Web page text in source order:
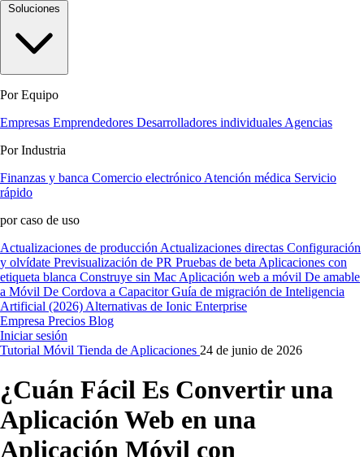
Soluciones
Por Equipo
Empresas Emprendedores Desarrolladores individuales Agencias
Por Industria
Finanzas y banca Comercio electrónico Atención médica Servicio
rápido
por caso de uso
Actualizaciones de producción Actualizaciones directas Configuración
y olvídate Previsualización de PR Pruebas de beta Aplicaciones con
etiqueta blanca Construye sin Mac Aplicación web a móvil De amable
a Móvil De Cordova a CapacitorGuía de migración de Inteligencia
Artificial (2026) Alternativas de Ionic Enterprise
Empresa Precios Blog
Iniciar sesión
Tutorial Móvil Tienda de Aplicaciones 24 de junio de 2026
¿Cuán Fácil Es Convertir una
Aplicación Web en una
Aplicación Móvil con